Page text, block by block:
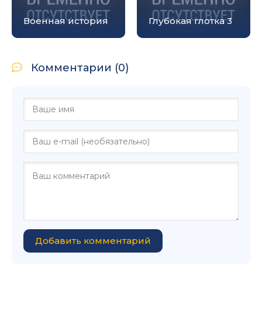
Военная история Глубокая глотка 3
Комментарии (0)
Добавить комментарий